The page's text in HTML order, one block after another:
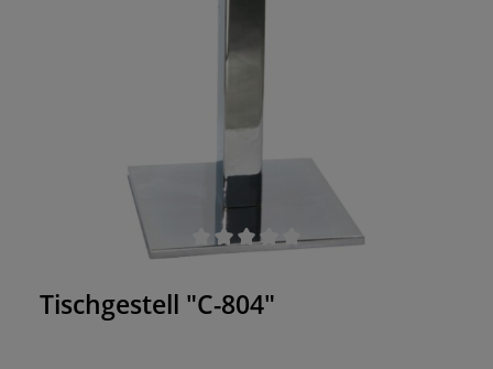
Durchschnittliche Bewertung von 0 von 5 Sternen
Tischgestell "C-804"